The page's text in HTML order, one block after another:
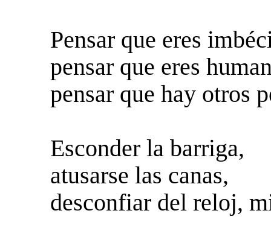
Pensar que eres
pensar que eres
pensar que hay otros
Esconder la barriga,
atusarse las canas,
desconfiar del reloj,